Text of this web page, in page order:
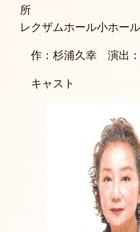
レクザムホール小ホール
作：杉浦久幸 演出
キ